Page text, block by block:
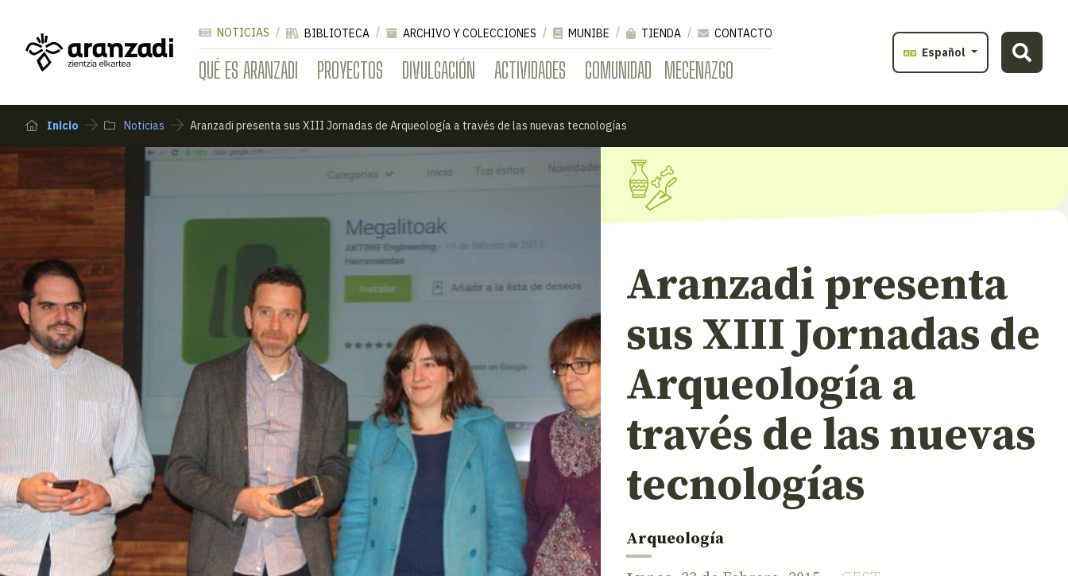
QUÉ ES ARANZADI PROYECTOS DIVULGACIÓN ACTIVIDADES COMUNIDAD MECENAZGO
NOTICIAS BIBLIOTECA ARCHIVO Y COLECCIONES MUNIBE TIENDA
CONTACTO
Español
Inicio Noticias Aranzadi presenta sus XIII Jornadas de Arqueología a través de las nuevas tecnologías
Aranzadi presenta
sus XIII Jornadas de
Arqueología a
través de las nuevas
tecnologías
Arqueología